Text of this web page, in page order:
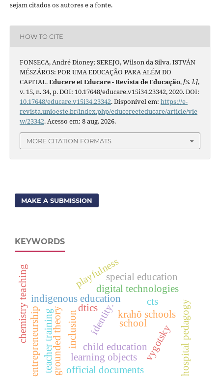
sejam citados os autores e a fonte.
HOW TO CITE
FONSECA, André Dioney; SEREJO, Wilson da Silva. ISTVÁN
MÉSZÁROS: POR UMA EDUCAÇÃO PARA ALÉM DO
CAPITAL.Educere et Educare - Revista de Educação,[S. l.],
v. 15, n. 34, p. DOI: 10.17648/educare.v15i34.23342, 2020. DOI:
10.17648/educare.v15i34.23342. Disponível em: https://e-
revista.unioeste.br/index.php/educereeteducare/article/vie
w/23342. Acesso em: 8 aug. 2026.
MORE CITATION FORMATS
MAKE A SUBMISSION
KEYWORDS
indigenous education
krahô schools
identity. school
digital technologies
child education
chemistry teaching vygotsky
cts
grounded theory hospital pedagogy
inclusion
playfulnessspecial education
learning objects
teacher training
dtics
official documents
entrepreneurship